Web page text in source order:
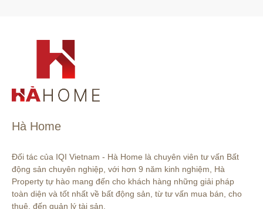
Hà Home
Đối tác của IQI Vietnam - Hà Home là chuyên viên tư vấn Bất
động sản chuyên nghiệp, với hơn 9 năm kinh nghiệm, Hà
Property tự hào mang đến cho khách hàng những giải pháp
toàn diện và tốt nhất về bất động sản, từ tư vấn mua bán, cho
thuê, đến quản lý tài sản.